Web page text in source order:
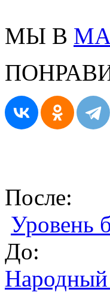
МЫ В
После:
Уровень
До:
Народный